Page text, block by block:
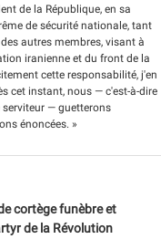
de la République, en sa
de sécurité nationale, tant
autres membres, visant à
iranienne et du front de la
cette responsabilité, j'en
cet instant, nous — c'est-à-dire
serviteur — guetterons
énoncées. »
cortège funèbre et
de la Révolution